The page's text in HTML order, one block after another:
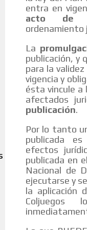
entra en
acto de
ordenamiento
La
publicación, y
para la
vigencia y
ésta vincule a
afectados
publicación.
Por lo tanto
publicada
efectos
publicada en
Nacional de
ejecutarse y
la aplicación
Coljuegos